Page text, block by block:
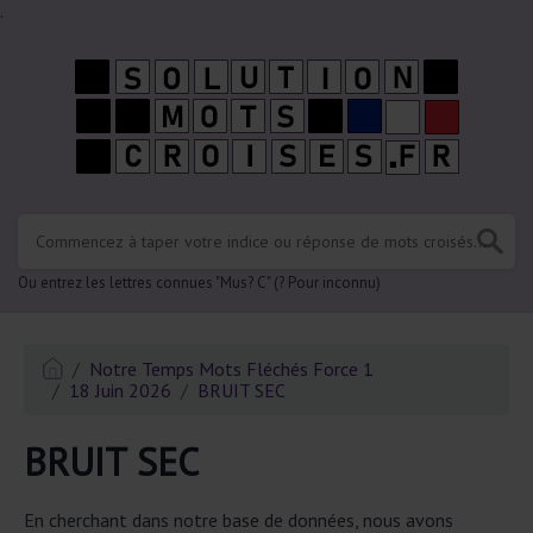
.
Ou entrez les lettres connues "Mus? C" (? Pour inconnu)
Notre Temps Mots Fléchés Force 1
18 Juin 2026
BRUIT SEC
BRUIT SEC
En cherchant dans notre base de données, nous avons